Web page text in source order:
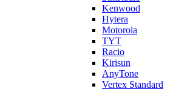
Kenwood
Hytera
Motorola
TYT
Racio
Kirisun
AnyTone
Vertex Standard